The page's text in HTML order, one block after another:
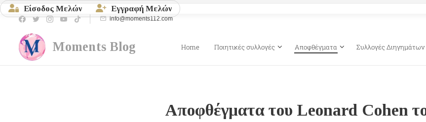
Είσοδος Μελών Εγγραφή Μελών
info@moments112.com
Moments Blog Home Ποιητικές συλλογές Αποφθέγματα Συλλογές Διηγημάτων
Αποφθέγματα του Leonard Cohen